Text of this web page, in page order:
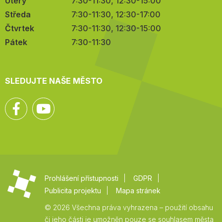
Středa
7:30-11:30, 12:30-17:00
Čtvrtek
7:30-11:30, 12:30-15:00
Pátek
7:30-11:30
SLEDUJTE NAŠE MĚSTO
Facebook
Prohlášení přístupnosti
GDPR
Publicita projektu
Mapa stránek
© 2026 Všechna práva vyhrazena – použití obsahu
či jeho části je umožněn pouze se souhlasem města